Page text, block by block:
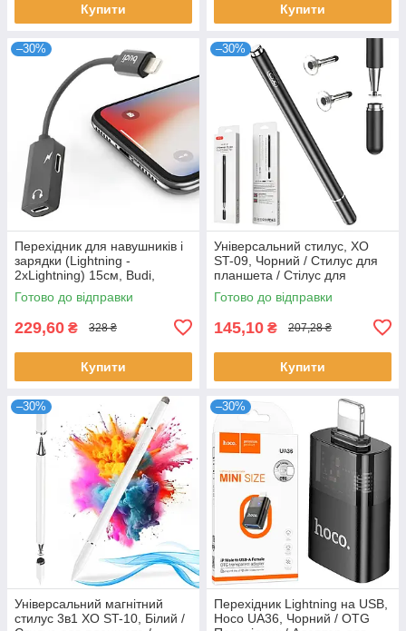
Купити Купити
–30%
Перехідник для навушників і
зарядки (Lightning -
2хLightning) 15см, Budi,
Чорний / Адаптер для
навушників айфон
Готово до відправки
229,60 ₴ 328 ₴
Купити
–30%
Універсальний стилус, XO
ST-09, Чорний / Стилус для
планшета / Стілус для
телефону
Готово до відправки
145,10 ₴ 207,28 ₴
Купити
–30%
Універсальний магнітний
стилус 3в1 XO ST-10, Білий /
–30%
Перехідник Lightning на USB,
Hoco UA36, Чорний / OTG